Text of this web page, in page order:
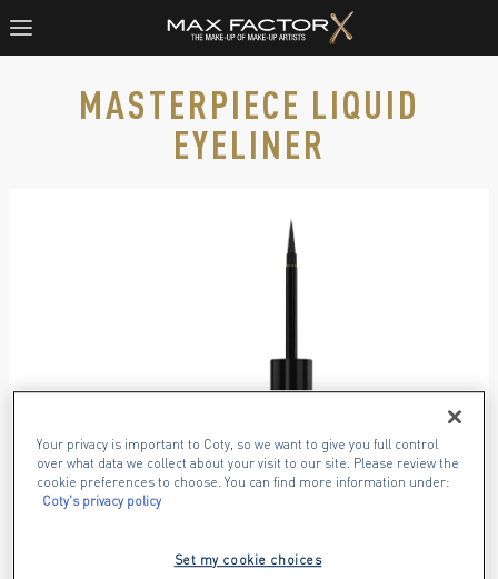
MASTERPIECE LIQUID
EYELINER
Your privacy is important to Coty, so we want to give you full control
over what data we collect about your visit to our site. Please review the
cookie preferences to choose. You can find more information under:
Coty's privacy policy
Set my cookie choices